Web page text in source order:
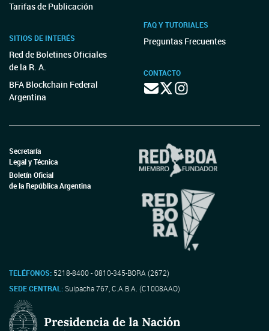
Tarifas de Publicación
SITIOS DE INTERÉS
Red de Boletines Oficiales
de la R. A.
BFA Blockchain Federal
Argentina
FAQ Y TUTORIALES
Preguntas Frecuentes
CONTACTO
Secretaría
Legal y Técnica
Boletín Oficial
de la República Argentina
TELÉFONOS: 5218-8400 - 0810-345-BORA (2672)
SEDE CENTRAL:Suipacha 767, C.A.B.A. (C1008AAO)